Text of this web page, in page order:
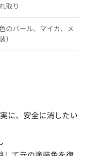
取り
のパール、マイカ、メ
）
に、安全に消したい